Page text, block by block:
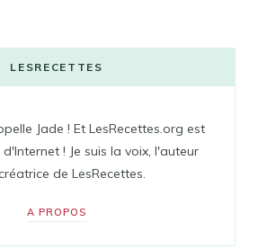
LESRECETTES
Jade ! Et LesRecettes.org est
! Je suis la voix, l'auteur
de LesRecettes.
A PROPOS